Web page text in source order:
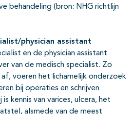
behandeling (bron: NHG richtlijn
physician assistant
en de physician assistant
van de medisch specialist. Zo
af, voeren het lichamelijk onderzoek
bij operaties en schrijven
kennis van varices, ulcera, het
alsmede van de meest